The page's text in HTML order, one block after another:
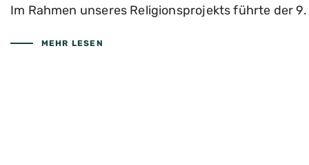
Im Rahmen unseres Religionsprojekts führte der
MEHR LESEN